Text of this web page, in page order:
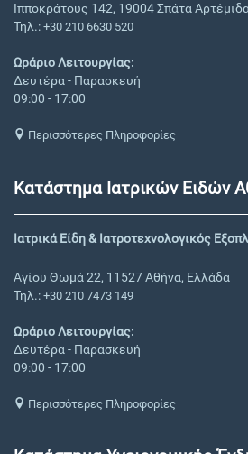
Ιπποκράτους 142, 19004 Σπάτα
Τηλ.: +30 210 6630 520
Ωράριο Λειτουργίας:
Δευτέρα - Παρασκευή
09:00 - 17:00
Περισσότερες Πληροφορίες
Κατάστημα Ιατρικών Ειδών
Ιατρικά Είδη & Ιατροτεχνολογικός
Αγίου Θωμά 22, 11527 Αθήνα, Ελλάδα
Τηλ.: +30 210 7473 149
Ωράριο Λειτουργίας:
Δευτέρα - Παρασκευή
09:00 - 17:00
Περισσότερες Πληροφορίες